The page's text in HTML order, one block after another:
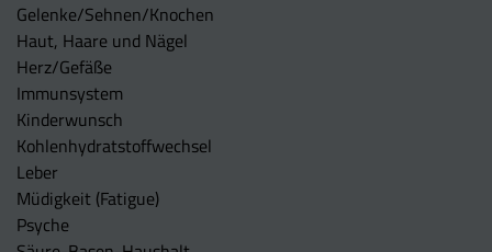
Gelenke/Sehnen/Knochen
Haut, Haare und Nägel
Herz/Gefäße
Immunsystem
Kinderwunsch
Kohlenhydratstoffwechsel
Leber
Müdigkeit (Fatigue)
Psyche